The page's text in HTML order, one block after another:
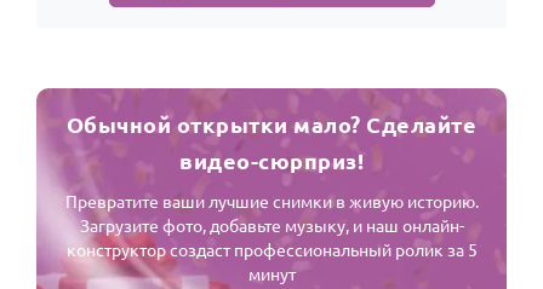
Обычной открытки мало? Сделайте
видео-сюрприз!
Превратите ваши лучшие снимки в живую историю.
Загрузите фото, добавьте музыку, и наш онлайн-
конструктор создаст профессиональный ролик за 5
минут